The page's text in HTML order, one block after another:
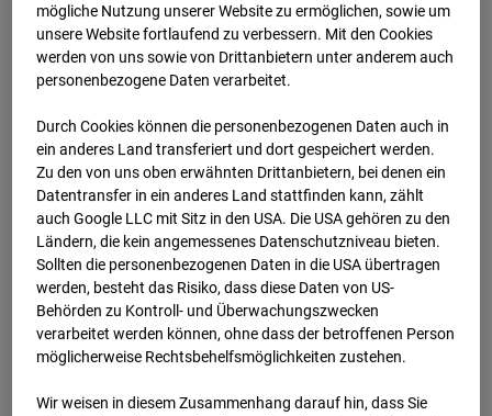
01.07.2026 07:15
mögliche Nutzung unserer Website zu ermöglichen, sowie um
unsere Website fortlaufend zu verbessern. Mit den Cookies
werden von uns sowie von Drittanbietern unter anderem auch
personenbezogene Daten verarbeitet.
Durch Cookies können die personenbezogenen Daten auch in
ein anderes Land transferiert und dort gespeichert werden.
Zu den von uns oben erwähnten Drittanbietern, bei denen ein
Datentransfer in ein anderes Land stattfinden kann, zählt
auch Google LLC mit Sitz in den USA. Die USA gehören zu den
Ländern, die kein angemessenes Datenschutzniveau bieten.
Sollten die personenbezogenen Daten in die USA übertragen
werden, besteht das Risiko, dass diese Daten von US-
Behörden zu Kontroll- und Überwachungszwecken
verarbeitet werden können, ohne dass der betroffenen Person
möglicherweise Rechtsbehelfsmöglichkeiten zustehen.
Wir weisen in diesem Zusammenhang darauf hin, dass Sie